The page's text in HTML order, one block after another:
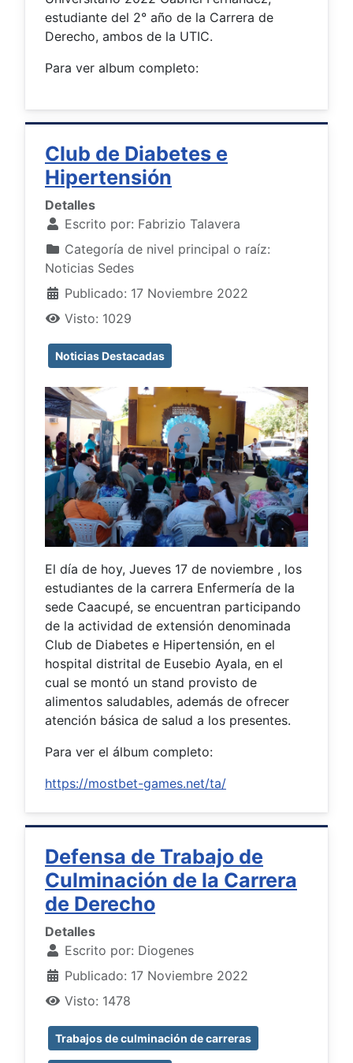
estudiante del 2° año de la Carrera de
Derecho, ambos de la UTIC.
Para ver album completo:
Club de Diabetes e
Hipertensión
Detalles
Escrito por: Fabrizio Talavera
Categoría de nivel principal o raíz:
Noticias Sedes
Publicado: 17 Noviembre 2022
Visto: 1029
Noticias Destacadas
El día de hoy, Jueves 17 de noviembre , los
estudiantes de la carrera Enfermería de la
sede Caacupé, se encuentran participando
de la actividad de extensión denominada
Club de Diabetes e Hipertensión, en el
hospital distrital de Eusebio Ayala, en el
cual se montó un stand provisto de
alimentos saludables, además de ofrecer
atención básica de salud a los presentes.
Para ver el álbum completo:
https://mostbet-games.net/ta/
Defensa de Trabajo de
Culminación de la Carrera
de Derecho
Detalles
Escrito por: Diogenes
Publicado: 17 Noviembre 2022
Visto: 1478
Trabajos de culminación de carreras